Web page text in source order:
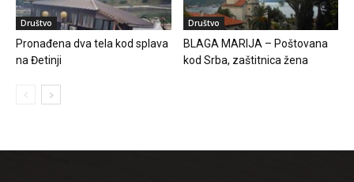
Društvo
Pronađena dva tela kod splava
na Đetinji
Društvo
BLAGA MARIJA – Poštovana
kod Srba, zaštitnica žena